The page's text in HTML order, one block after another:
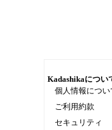
Kadashikaについ
個人情報につい
ご利用約款
セキュリティ